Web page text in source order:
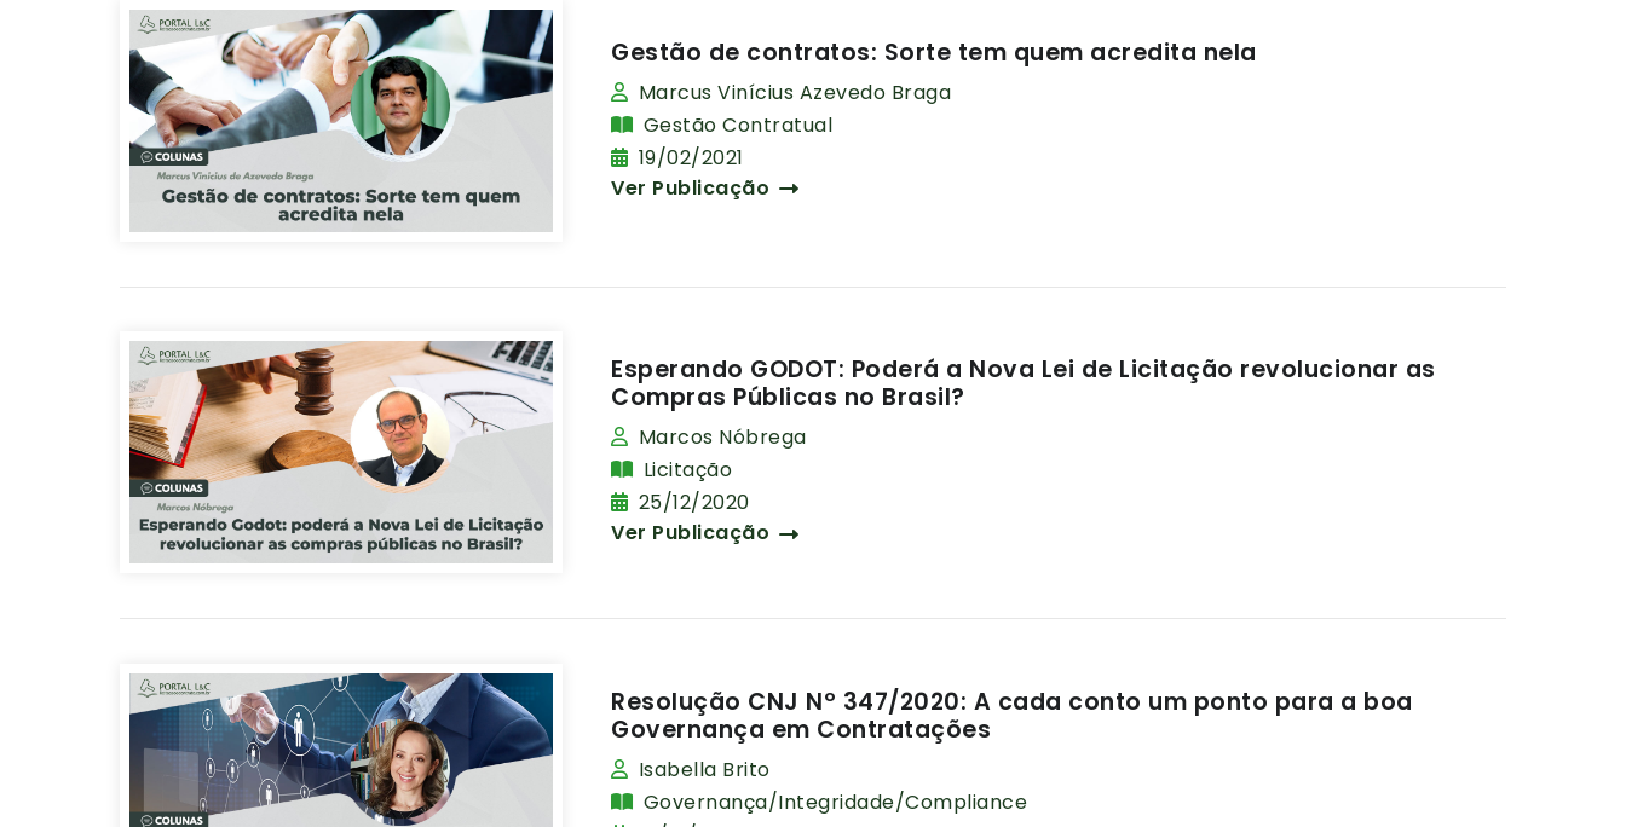
Gestão de contratos: Sorte tem quem acredita nela
Marcus Vinícius Azevedo Braga
Gestão Contratual
19/02/2021
Ver Publicação
Esperando GODOT: Poderá a Nova Lei de Licitação revolucionar as
Compras Públicas no Brasil?
Marcos Nóbrega
Licitação
25/12/2020
Ver Publicação
Resolução CNJ Nº 347/2020: A cada conto um ponto para a boa
Governança em Contratações
Isabella Brito
Governança/Integridade/Compliance